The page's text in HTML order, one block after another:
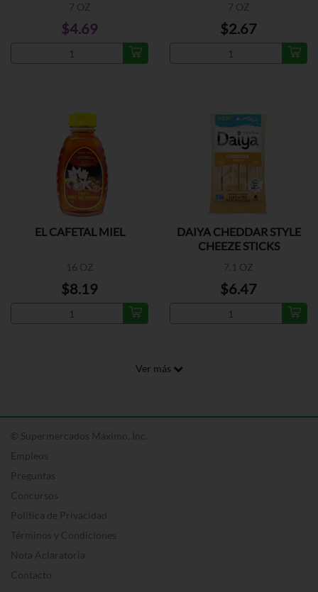
7 OZ
$4.69
7 OZ
$2.67
EL CAFETAL MIEL
16 OZ
$8.19
DAIYA CHEDDAR STYLE
CHEEZE STICKS
7.1 OZ
$6.47
Ver más
© Supermercados Máximo, Inc.
Empleos
Preguntas
Concursos
Política de Privacidad
Términos y Condiciones
Nota Aclaratoria
Contacto